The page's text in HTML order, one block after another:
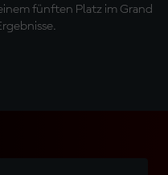
fünften Platz im Grand